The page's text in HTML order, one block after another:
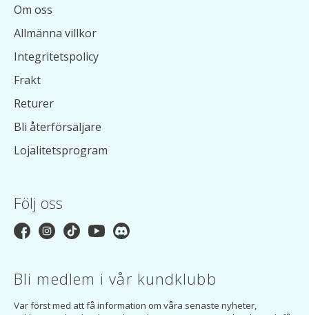
Om oss
Allmänna villkor
Integritetspolicy
Frakt
Returer
Bli återförsäljare
Lojalitetsprogram
Följ oss
Bli medlem i vår kundklubb
Var först med att få information om våra senaste nyheter,